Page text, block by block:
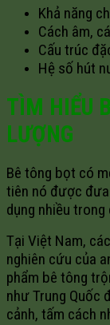
Khả năng
Cách âm,
Cấu trúc
Hệ số hút
TÌM HIỂU
LƯỢNG
Bê tông bọt có
tiên nó được
dụng nhiều
Tại Việt Nam,
nghiên cứu của
phẩm bê tông
như Trung Quốc
cảnh, tấm cách